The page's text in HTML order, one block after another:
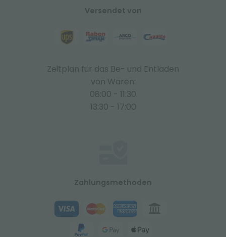
Versendet von
Zeitplan für das Be- und Entladen
von Waren:
08:00 - 11:30
13:30 - 17:00
Zahlungsmethoden